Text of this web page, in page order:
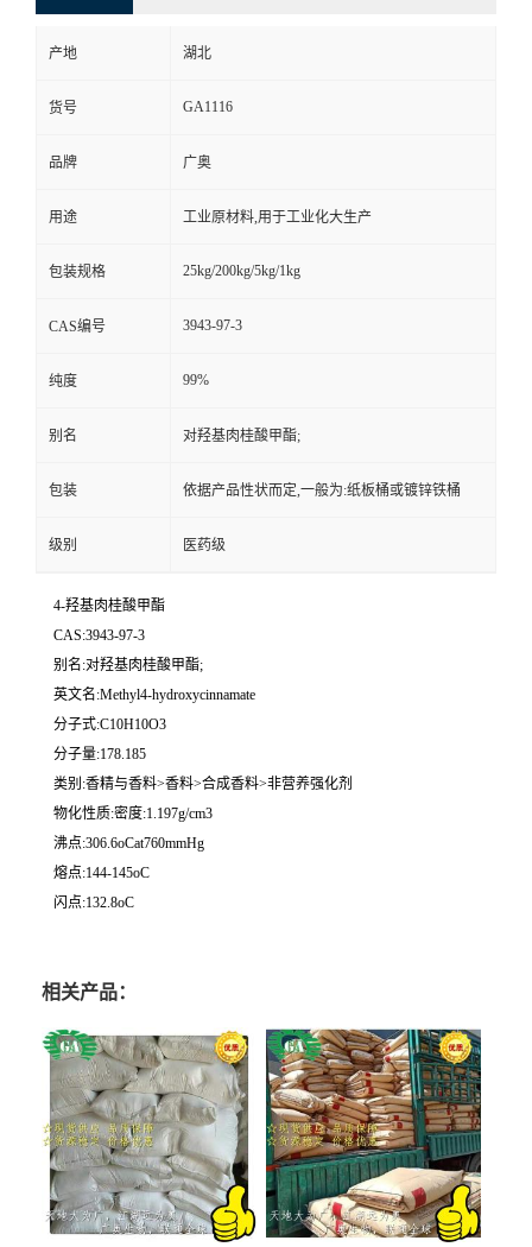
产地 湖北
货号 GA1116
品牌 广奥
用途 工业原材料,用于工业化大生产
包装规格 25kg/200kg/5kg/1kg
CAS编号 3943-97-3
纯度 99%
别名 对羟基肉桂酸甲酯;
包装 依据产品性状而定,一般为:纸板桶或镀锌铁桶
级别 医药级
4-羟基肉桂酸甲酯
CAS:3943-97-3
别名:对羟基肉桂酸甲酯;
英文名:Methyl4-hydroxycinnamate
分子式:C10H10O3
分子量:178.185
类别:香精与香料>香料>合成香料>非营养强化剂
物化性质:密度:1.197g/cm3
沸点:306.6oCat760mmHg
熔点:144-145oC
闪点:132.8oC
相关产品：